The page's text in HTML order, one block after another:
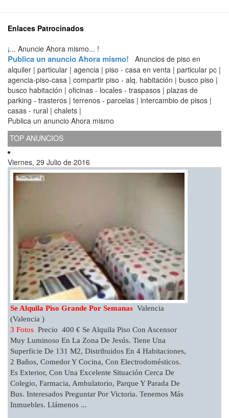
Enlaces Patrocinados
¡... Anuncie Ahora mismo... !
Publica un anuncio Ahora mismo! Anuncios de piso en
alquiler | particular | agencia | piso - casa en venta | particular pc |
agencia-piso-casa | compartir piso - alq. habitación | busco piso |
busco habitación | oficinas - locales - traspasos | plazas de
parking - trasteros | terrenos - parcelas | intercambio de pisos |
casas - rural | chalets |
Publica un anuncio Ahora mismo
TOP ANUNCIOS
Viernes, 29 Julio de 2016
Se Alquila Piso Grande Por Semanas Valencia
(Valencia )
3 Fotos Precio 400 € Se Alquila Piso Con Ascensor
Muy Luminoso En La Zona De Jesús. Tiene Una
Superficie De 131 M2, Distribuidos En 4 Habitaciones,
2 Baños, Comedor Y Cocina, Con Electrodomésticos.
Es Exterior, Con Una Excelente Situación Cerca De
Colegio, Farmacia, Ambulatorio, Parque Y Parada De
Bus. Interesados Preguntar Por Victoria. Tenemos Más
Inmuebles. Llámenos ...